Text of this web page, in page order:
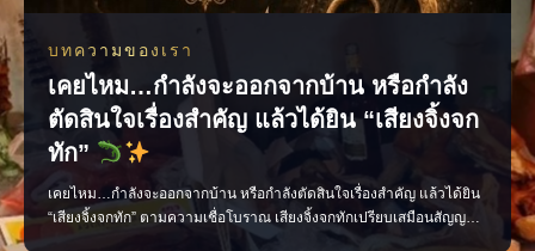
บทความของเรา
เคยไหม…กำลังจะออกจากบ้าน หรือกำลัง
ตัดสินใจเรื่องสำคัญ แล้วได้ยิน “เสียงจิ้งจก
ทัก”
เคยไหม…กำลังจะออกจากบ้าน หรือกำลังตัดสินใจเรื่องสำคัญ แล้วได้ยิน
“เสียงจิ้งจกทัก” ตามความเชื่อโบราณ เสียงจิ้งจกทักเปรียบเสมือนสัญญาณ
เตือนให้เราหยุดคิด ทบทวน และมีสติก่อนลงมือทำ บางครั้งอาจเป็นลาง